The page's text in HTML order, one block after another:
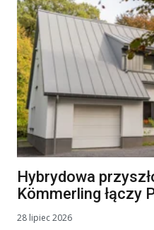
Hybrydowa
Kömmerling łączy
28 lipiec 2026